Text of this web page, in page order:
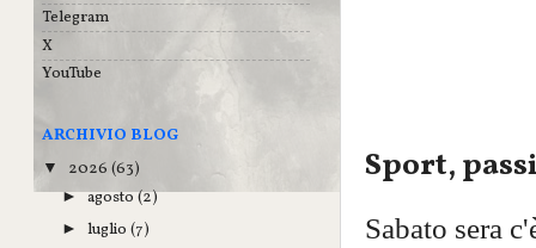
Sport,
Sabato sera
Telegram
X
YouTube
ARCHIVIO BLOG
▼ 2026 (63)
►agosto(2)
►luglio(7)